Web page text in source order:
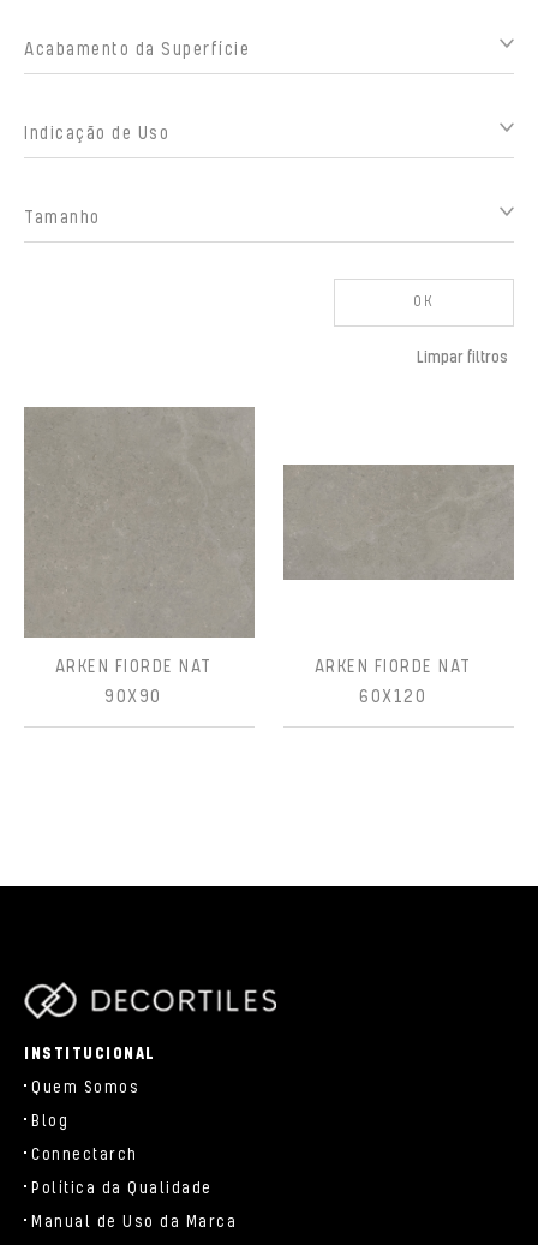
Acabamento da Superfície
Indicação de Uso
Tamanho
OK
Limpar filtros
ARKEN FIORDE NAT
90X90
ARKEN FIORDE NAT
60X120
INSTITUCIONAL
Quem Somos
Blog
Connectarch
Política da Qualidade
Manual de Uso da Marca